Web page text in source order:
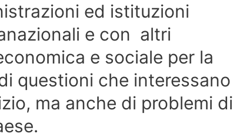
ed istituzioni
e con altri
e sociale per la
questioni che interessano
ma anche di problemi di